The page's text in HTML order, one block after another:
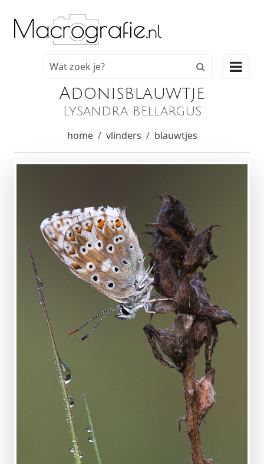

Adonisblauwtje
Lysandra bellargus
home vlinders blauwtjes